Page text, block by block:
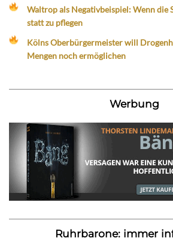
Waltrop als Negativbeispiel: Wenn die
statt zu pflegen
Kölns Oberbürgermeister will
Mengen noch ermöglichen
Werbung
Ruhrbarone: immer